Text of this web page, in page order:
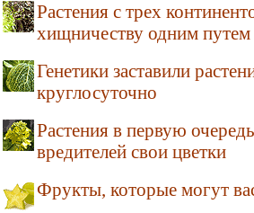
Растения с трех
хищничеству одним путем
Генетики заставили
круглосуточно
Растения в первую
вредителей свои цветки
Фрукты, которые могут